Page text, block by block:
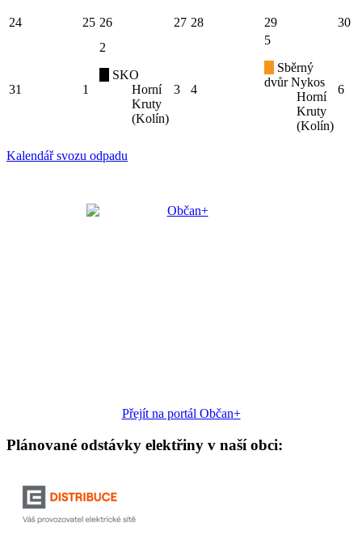
24 25 26 27 28 29 30
31 1
2
SKO
Horní
Kruty
(Kolín)
3 4
5
Sběrný
dvůr Nykos
Horní
Kruty
(Kolín)
6
Kalendář svozu odpadu
Přejít na portál Občan+
Plánované odstávky elektřiny v naší obci: